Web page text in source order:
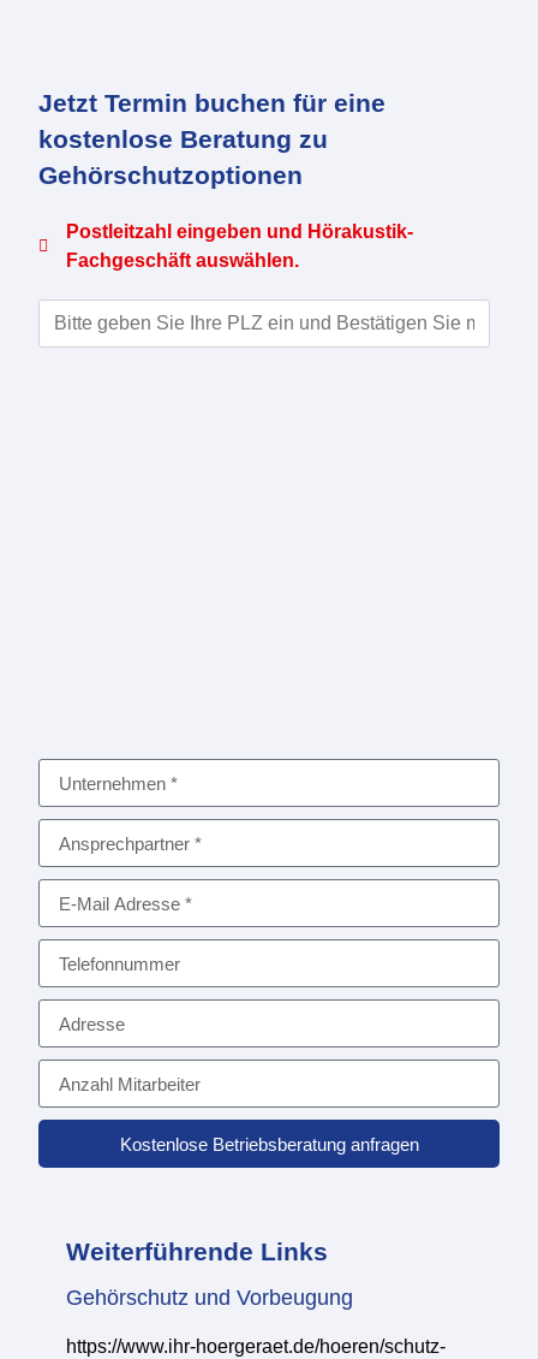
Jetzt Termin buchen für eine
kostenlose Beratung zu
Gehörschutzoptionen
Postleitzahl eingeben und Hörakustik-
Fachgeschäft auswählen.
Kostenlose Betriebsberatung anfragen
Weiterführende Links
Gehörschutz und Vorbeugung
https://www.ihr-hoergeraet.de/hoeren/schutz-